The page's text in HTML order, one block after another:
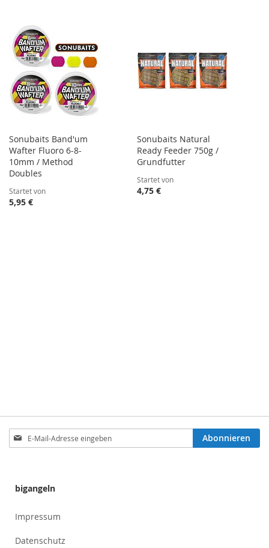
Sonubaits Band'um
Wafter Fluoro 6-8-
10mm / Method
Doubles
Startet von
5,95 €
Sonubaits Natural
Ready Feeder 750g /
Grundfutter
Startet von
4,75 €
Anmeldung
zum
Abonnieren
bigangeln
Impressum
Datenschutz